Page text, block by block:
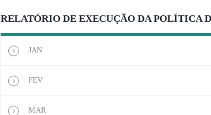
RELATÓRIO DE EXECUÇÃO DA POLÍTICA
JAN
FEV
MAR